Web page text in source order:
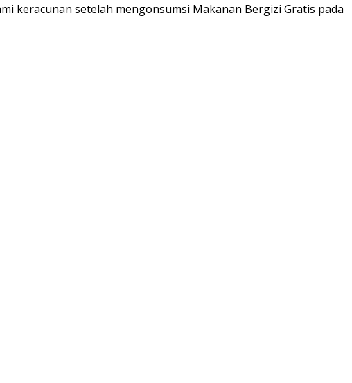
keracunan setelah mengonsumsi Makanan Bergizi Gratis pada